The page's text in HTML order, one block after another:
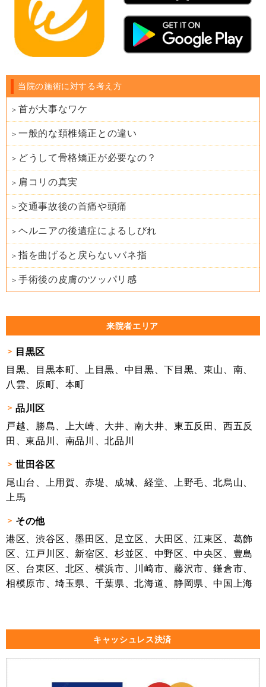
当院の施術に対する考え方
首が大事なワケ
一般的な頚椎矯正との違い
どうして骨格矯正が必要なの？
肩コリの真実
交通事故後の首痛や頭痛
ヘルニアの後遺症によるしびれ
指を曲げると戻らないバネ指
手術後の皮膚のツッパリ感
来院者エリア
目黒区
目黒、目黒本町、上目黒、中目黒、下目黒、東山、南、
八雲、原町、本町
品川区
戸越、勝島、上大崎、大井、南大井、東五反田、西五反
田、東品川、南品川、北品川
世田谷区
尾山台、上用賀、赤堤、成城、経堂、上野毛、北烏山、
上馬
その他
港区、渋谷区、墨田区、足立区、大田区、江東区、葛飾
区、江戸川区、新宿区、杉並区、中野区、中央区、豊島
区、台東区、北区、横浜市、川崎市、藤沢市、鎌倉市、
相模原市、埼玉県、千葉県、北海道、静岡県、中国上海
キャッシュレス決済